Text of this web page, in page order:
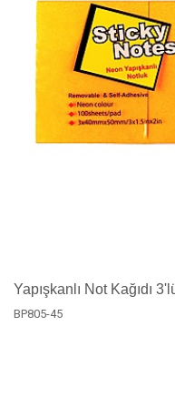
Yapışkanlı Not Kağıdı
BP805-45